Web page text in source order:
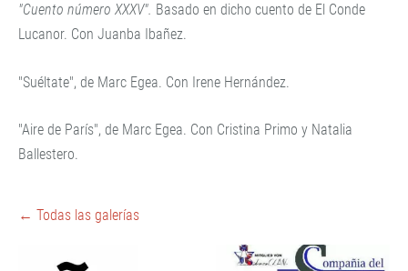
"Cuento número XXXV". Basado en dicho cuento de El Conde
Lucanor. Con Juanba Ibañez.
"Suéltate", de Marc Egea. Con Irene Hernández.
"Aire de París", de Marc Egea. Con Cristina Primo y Natalia
Ballestero.
Todas las galerías